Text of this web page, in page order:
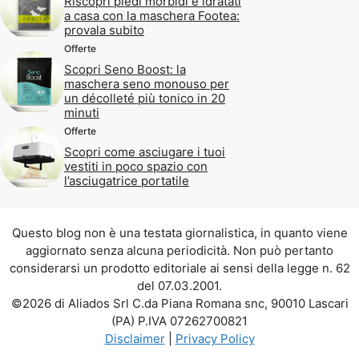
a casa con la maschera Footea:
provala subito
Offerte
Scopri Seno Boost: la
maschera seno monouso per
un décolleté più tonico in 20
minuti
Offerte
Scopri come asciugare i tuoi
vestiti in poco spazio con
l’asciugatrice portatile
Questo blog non è una testata giornalistica, in quanto viene
aggiornato senza alcuna periodicità. Non può pertanto
considerarsi un prodotto editoriale ai sensi della legge n. 62
del 07.03.2001.
©2026 di Aliados Srl C.da Piana Romana snc, 90010 Lascari
(PA) P.IVA 07262700821
Disclaimer| Privacy Policy